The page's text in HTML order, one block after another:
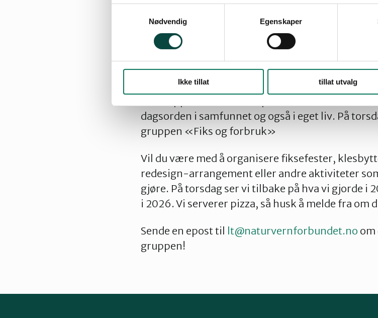
Nødvendig
Egenskaper
Ikke tillat tillat utvalg
dagsorden i samfunnet og også i eget liv. På
gruppen «Fiks og forbruk»
Vil du være med å organisere fiksefester,
redesign-arrangement eller andre aktiviteter
gjøre. På torsdag ser vi tilbake på hva vi gjorde i
i 2026. Vi serverer pizza, så husk å melde fra om
Sende en epost til lt@naturvernforbundet.no om
gruppen!